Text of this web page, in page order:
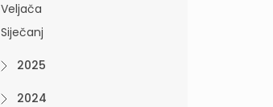
Veljača
Siječanj
2025
2024